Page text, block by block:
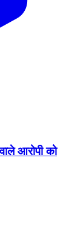
आरोपी को